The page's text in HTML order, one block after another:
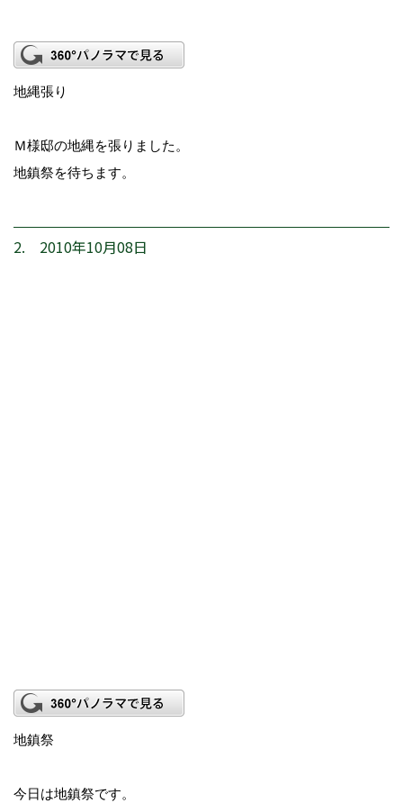
地縄張り
Ｍ様邸の地縄を張りました。
地鎮祭を待ちます。
2. 2010年10月08日
地鎮祭
今日は地鎮祭です。